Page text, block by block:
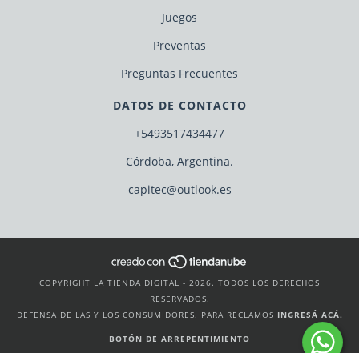
Juegos
Preventas
Preguntas Frecuentes
DATOS DE CONTACTO
+5493517434477
Córdoba, Argentina.
capitec@outlook.es
COPYRIGHT LA TIENDA DIGITAL - 2026. TODOS LOS DERECHOS
RESERVADOS.
DEFENSA DE LAS Y LOS CONSUMIDORES. PARA RECLAMOS INGRESÁ ACÁ.
BOTÓN DE ARREPENTIMIENTO